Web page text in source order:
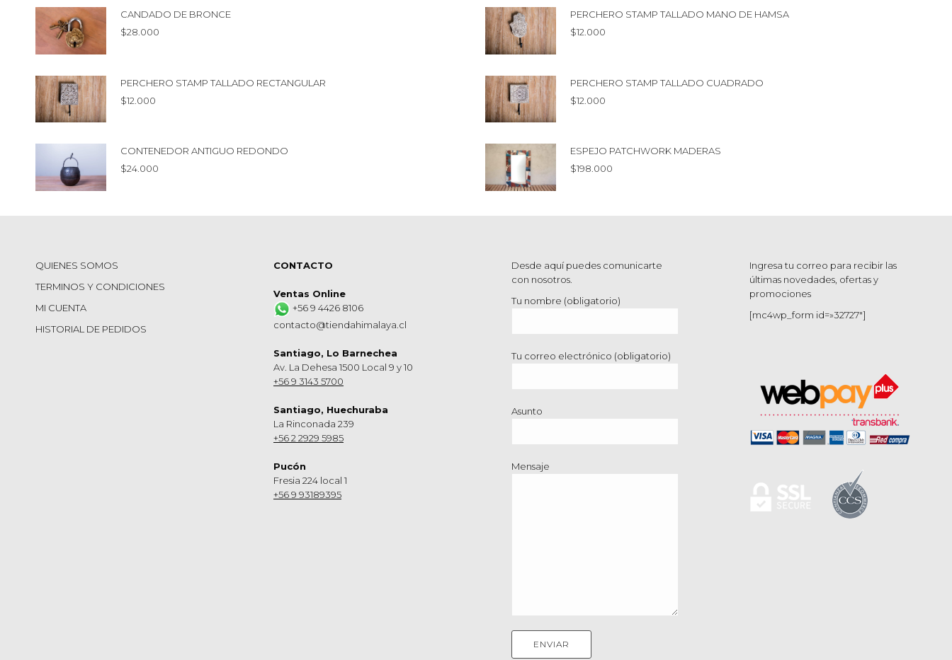
CANDADO DE BRONCE
$28.000
PERCHERO STAMP TALLADO MANO DE HAMSA
$12.000
PERCHERO STAMP TALLADO RECTANGULAR
$12.000
PERCHERO STAMP TALLADO CUADRADO
$12.000
CONTENEDOR ANTIGUO REDONDO
$24.000
ESPEJO PATCHWORK MADERAS
$198.000
QUIENES SOMOS
TERMINOS Y CONDICIONES
MI CUENTA
HISTORIAL DE PEDIDOS
CONTACTO
Ventas Online
+56 9 4426 8106
contacto@tiendahimalaya.cl
Santiago, Lo Barnechea
Av. La Dehesa 1500 Local 9 y 10
+56 9 3143 5700
Santiago, Huechuraba
La Rinconada 239
+56 2 2929 5985
Pucón
Fresia 224 local 1
+56 9 93189395
Desde aquí puedes comunicarte
con nosotros.
Tu nombre (obligatorio)
Tu correo electrónico (obligatorio)
Asunto
Mensaje
Ingresa tu correo para recibir las
últimas novedades, ofertas y
promociones
[mc4wp_form id=»32727″]